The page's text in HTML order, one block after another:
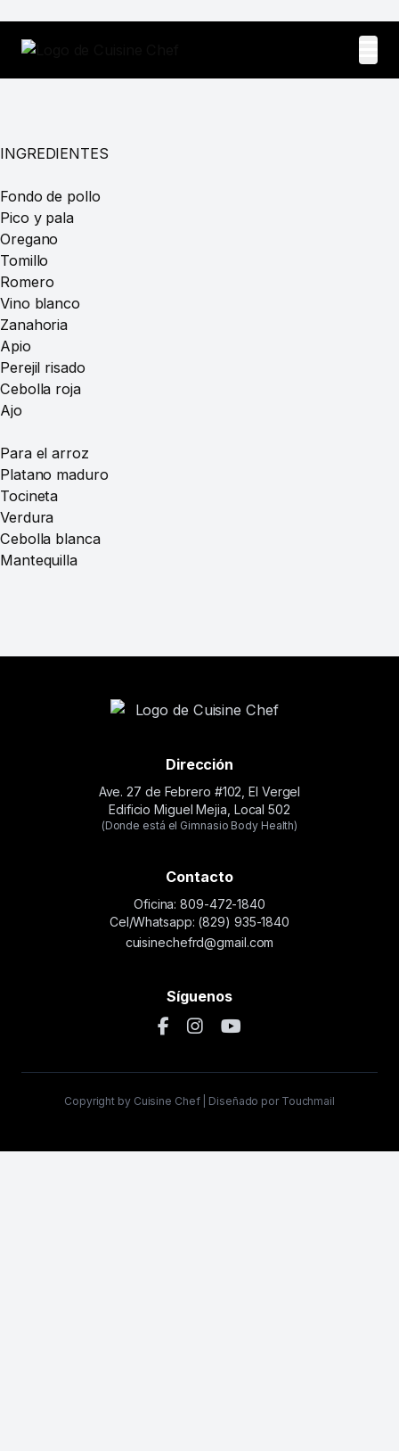
INGREDIENTES
Fondo de pollo
Pico y pala
Oregano
Tomillo
Romero
Vino blanco
Zanahoria
Apio
Perejil risado
Cebolla roja
Ajo
Para el arroz
Platano maduro
Tocineta
Verdura
Cebolla blanca
Mantequilla
Dirección
Ave. 27 de Febrero #102, El Vergel
Edificio Miguel Mejia, Local 502
(Donde está el Gimnasio Body Health)
Contacto
Oficina: 809-472-1840
Cel/Whatsapp: (829) 935-1840
cuisinechefrd@gmail.com
Síguenos
Copyright by Cuisine Chef | Diseñado por Touchmail